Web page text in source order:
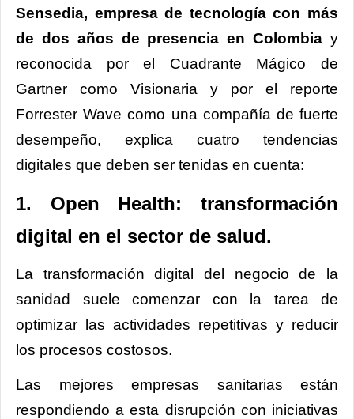
Sensedia, empresa de tecnología con más
de dos años de presencia en Colombia y
reconocida por el Cuadrante Mágico de
Gartner como Visionaria y por el reporte
Forrester Wave como una compañía de fuerte
desempeño, explica cuatro tendencias
digitales que deben ser tenidas en cuenta:
1. Open Health: transformación
digital en el sector de salud.
La transformación digital del negocio de la
sanidad suele comenzar con la tarea de
optimizar las actividades repetitivas y reducir
los procesos costosos.
Las mejores empresas sanitarias están
respondiendo a esta disrupción con iniciativas